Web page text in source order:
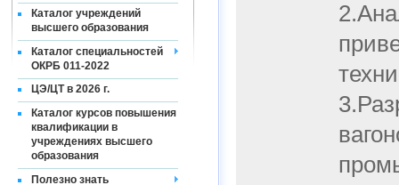
Каталог учреждений
высшего образования
Каталог специальностей
ОКРБ 011-2022
ЦЭ/ЦТ в 2026 г.
Каталог курсов повышения
квалификации в
учреждениях высшего
образования
Полезно знать